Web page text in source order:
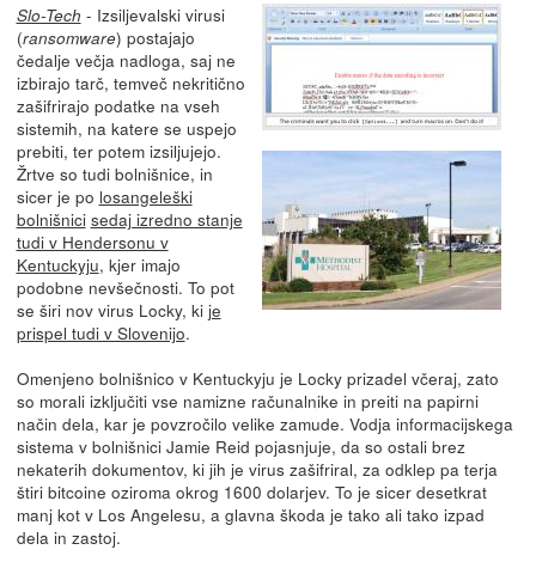
Slo-Tech - Izsiljevalski virusi
(ransomware) postajajo
čedalje večja nadloga, saj ne
izbirajo tarč, temveč nekritično
zašifrirajo podatke na vseh
sistemih, na katere se uspejo
prebiti, ter potem izsiljujejo.
Žrtve so tudi bolnišnice, in
sicer je po losangeleški
bolnišnici sedaj izredno stanje
tudi v Hendersonu v
Kentuckyju, kjer imajo
podobne nevšečnosti. To pot
se širi nov virus Locky, ki je
prispel tudi v Slovenijo.
Omenjeno bolnišnico v Kentuckyju je Locky prizadel včeraj, zato
so morali izključiti vse namizne računalnike in preiti na papirni
način dela, kar je povzročilo velike zamude. Vodja informacijskega
sistema v bolnišnici Jamie Reid pojasnjuje, da so ostali brez
nekaterih dokumentov, ki jih je virus zašifriral, za odklep pa terja
štiri bitcoine oziroma okrog 1600 dolarjev. To je sicer desetkrat
manj kot v Los Angelesu, a glavna škoda je tako ali tako izpad
dela in zastoj.